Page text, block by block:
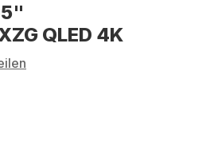
QLED 4K